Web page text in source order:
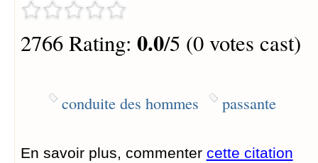
2766 Rating: 0.0/5 (0 votes cast)
conduite des hommes passante
En savoir plus, commenter cette citation